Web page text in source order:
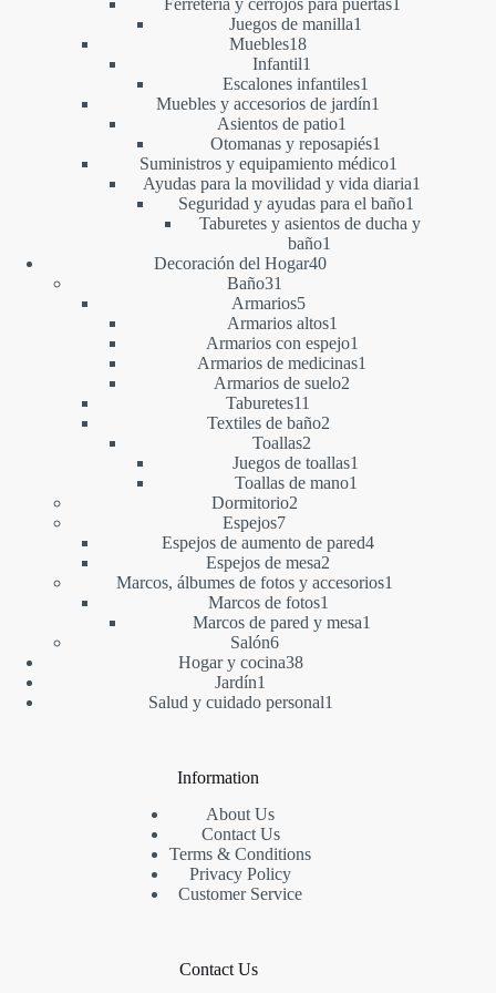
Ferretería y cerrojos para puertas1
Juegos de manilla1
Muebles1818
productos
Infantil1
producto
Escalones infantiles1
producto
Muebles y accesorios de jardín1
Asientos de patio1
producto
Otomanas y reposapiés1
producto
Suministros y equipamiento médico1
producto
Ayudas para la movilidad y vida diaria1
Seguridad y ayudas para el baño1
producto
Taburetes y asientos de ducha y
baño1
Decoración del Hogar4040
Baño31
productos
Armarios55
productos
Armarios altos1
producto
Armarios con espejo1
producto
Armarios de medicinas1
Armarios de suelo2
Taburetes11
productos
Textiles de baño22
Toallas2
productos
Juegos de toallas1
Toallas de mano1
Dormitorio22
Espejos77
productos
Espejos de aumento de pared44
Espejos de mesa2
productos
Marcos, álbumes de fotos y accesorios1
Marcos de fotos1
producto
Marcos de pared y mesa1
Salón66
productos
Hogar y cocina3838
Jardín1
producto
Salud y cuidado personal1
Information
About Us
Contact Us
Terms & Conditions
Privacy Policy
Customer Service
Contact Us